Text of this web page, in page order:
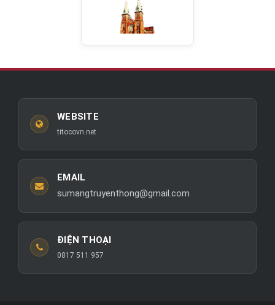
WEBSITE
titocovn.net
EMAIL
sumangtruyenthong@gmail.com
ĐIỆN THOẠI
0817 511 957